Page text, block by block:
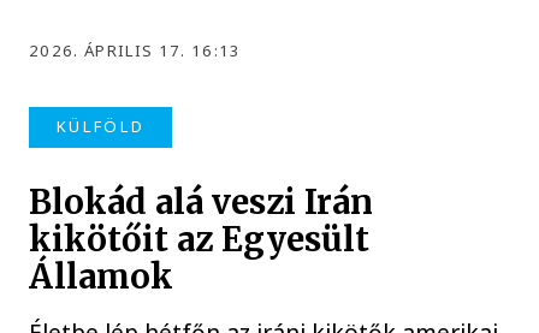
2026. ÁPRILIS 17. 16:13
KÜLFÖLD
Blokád alá veszi Irán
kikötőit az Egyesült
Államok